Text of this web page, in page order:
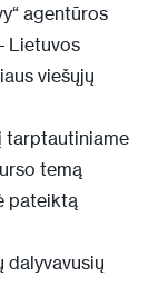
agentūros
Lietuvos
viešųjų
tarptautiniame
temą
pateiktą
dalyvavusių